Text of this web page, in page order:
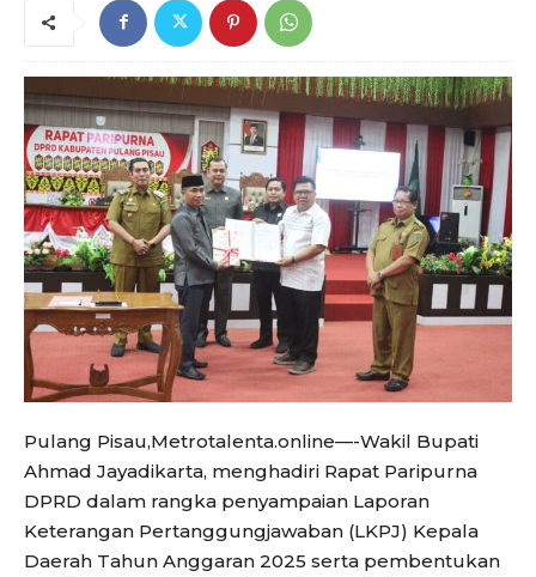
Pulang Pisau,Metrotalenta.online—-Wakil Bupati
Ahmad Jayadikarta, menghadiri Rapat Paripurna
DPRD dalam rangka penyampaian Laporan
Keterangan Pertanggungjawaban (LKPJ) Kepala
Daerah Tahun Anggaran 2025 serta pembentukan